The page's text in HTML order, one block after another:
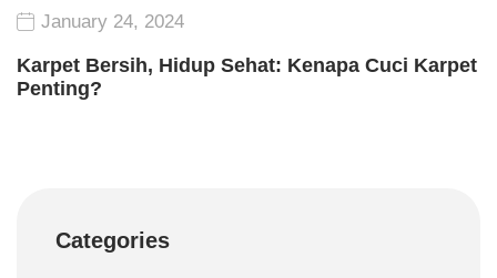
January 24, 2024
Karpet Bersih, Hidup Sehat: Kenapa Cuci Karpet
Penting?
Categories